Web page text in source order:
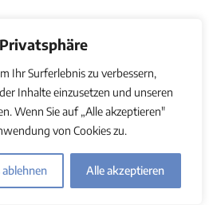
Ihr Surferlebnis zu verbessern,
Inhalte einzusetzen und unseren
Wenn Sie auf „Alle akzeptieren"
von Cookies zu.
ablehnen Alle akzeptieren